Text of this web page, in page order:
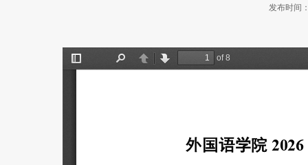
发布时间